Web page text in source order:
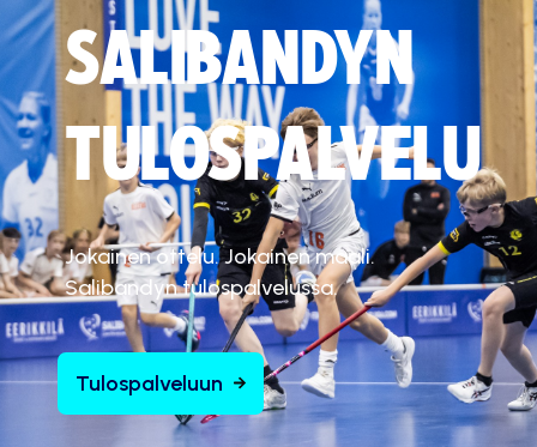
SALIBANDYN
TULOSPALVELU
Jokainen ottelu. Jokainen maali.
Salibandyn tulospalvelussa.
Tulospalveluun